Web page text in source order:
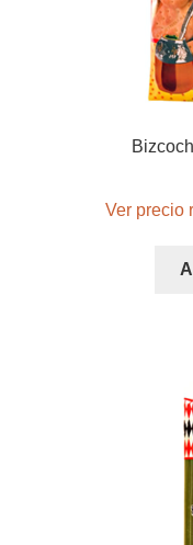
Ver precio